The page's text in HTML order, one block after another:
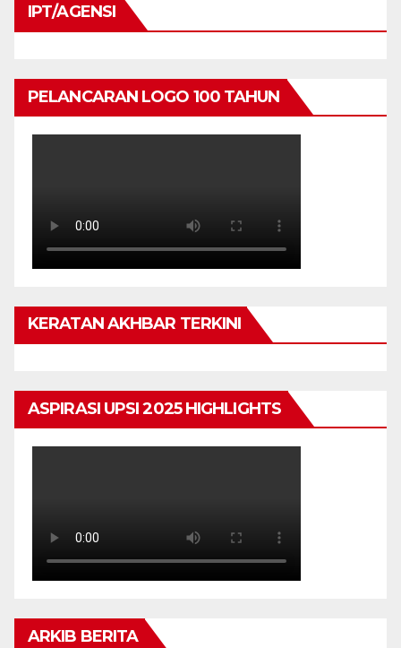
IPT/AGENSI
PELANCARAN LOGO 100 TAHUN
KERATAN AKHBAR TERKINI
ASPIRASI UPSI 2025 HIGHLIGHTS
ARKIB BERITA